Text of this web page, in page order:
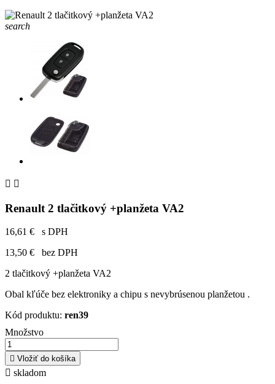
search
 
Renault 2 tlačitkový +planžeta VA2
16,61 €
s DPH
13,50 €
bez DPH
2 tlačitkový +planžeta VA2
Obal kľúče bez elektroniky a chipu s nevybrúsenou planžetou .
Kód produktu: ren39
Množstvo
 Vložiť do košíka
 skladom